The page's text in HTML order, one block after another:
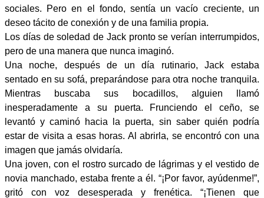
sociales. Pero en el fondo, sentía un vacío creciente, un
deseo tácito de conexión y de una familia propia.
Los días de soledad de Jack pronto se verían interrumpidos,
pero de una manera que nunca imaginó.
Una noche, después de un día rutinario, Jack estaba
sentado en su sofá, preparándose para otra noche tranquila.
Mientras buscaba sus bocadillos, alguien llamó
inesperadamente a su puerta. Frunciendo el ceño, se
levantó y caminó hacia la puerta, sin saber quién podría
estar de visita a esas horas. Al abrirla, se encontró con una
imagen que jamás olvidaría.
Una joven, con el rostro surcado de lágrimas y el vestido de
novia manchado, estaba frente a él. “¡Por favor, ayúdenme!”,
gritó con voz desesperada y frenética. “¡Tienen que